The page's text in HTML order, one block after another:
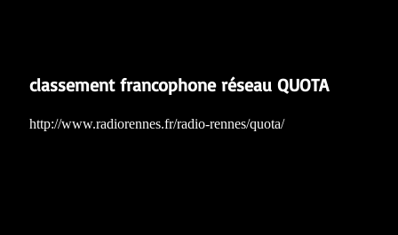
classement francophone réseau QUOTA
http://www.radiorennes.fr/radio-rennes/quota/